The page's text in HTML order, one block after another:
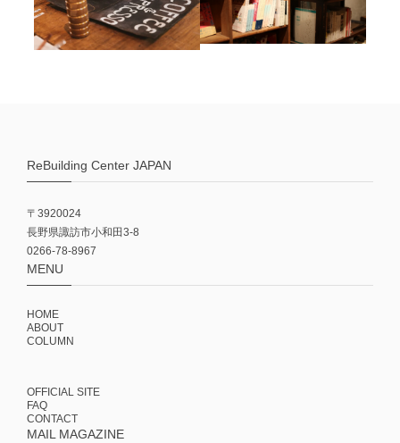
ReBuilding Center JAPAN
〒3920024
長野県諏訪市小和田3-8
0266-78-8967
MENU
HOME
ABOUT
COLUMN
OFFICIAL SITE
FAQ
CONTACT
MAIL MAGAZINE